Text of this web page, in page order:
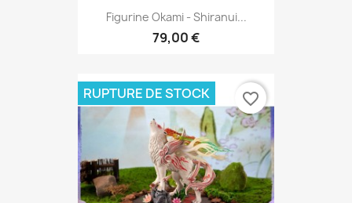
Figurine Okami - Shiranui...
79,00 €
RUPTURE DE STOCK favorite_border